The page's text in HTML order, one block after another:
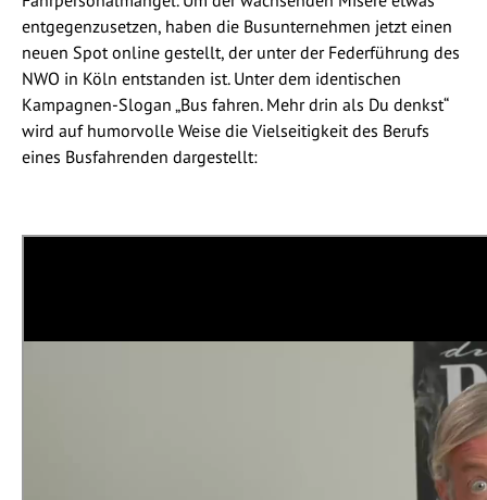
entgegenzusetzen, haben die Busunternehmen jetzt einen
neuen Spot online gestellt, der unter der Federführung des
NWO in Köln entstanden ist. Unter dem identischen
Kampagnen-Slogan „Bus fahren. Mehr drin als Du denkst“
wird auf humorvolle Weise die Vielseitigkeit des Berufs
eines Busfahrenden dargestellt: